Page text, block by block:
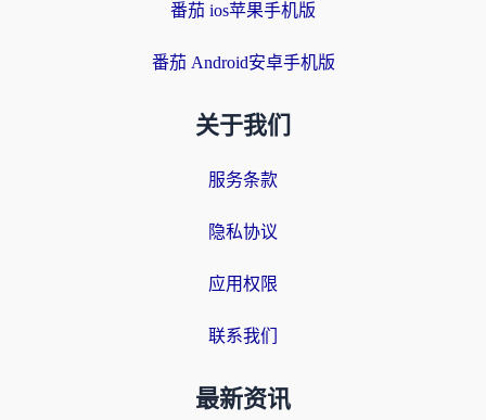
番茄 ios苹果手机版
番茄 Android安卓手机版
关于我们
服务条款
隐私协议
应用权限
联系我们
最新资讯